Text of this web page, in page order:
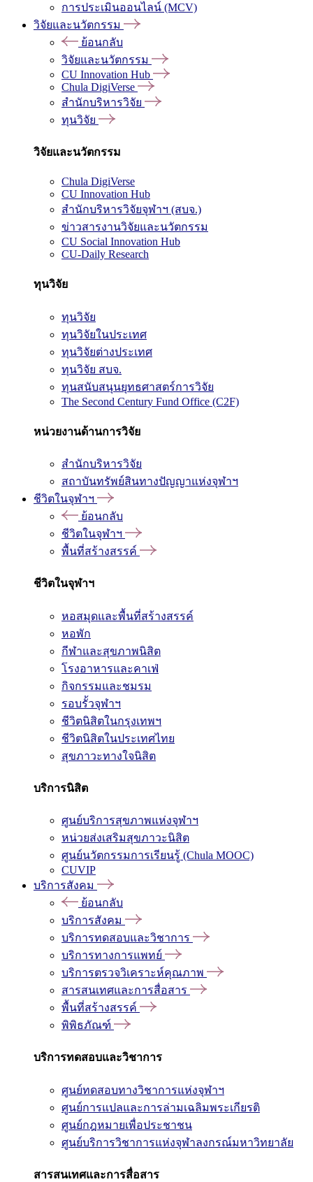
การประเมินออนไลน์ (MCV)
วิจัยและนวัตกรรม
ย้อนกลับ
วิจัยและนวัตกรรม
CU Innovation Hub
Chula DigiVerse
สำนักบริหารวิจัย
ทุนวิจัย
วิจัยและนวัตกรรม
Chula DigiVerse
CU Innovation Hub
สำนักบริหารวิจัยจุฬาฯ (สบจ.)
ข่าวสารงานวิจัยและนวัตกรรม
CU Social Innovation Hub
CU-Daily Research
ทุนวิจัย
ทุนวิจัย
ทุนวิจัยในประเทศ
ทุนวิจัยต่างประเทศ
ทุนวิจัย สบจ.
ทุนสนับสนุนยุทธศาสตร์การวิจัย
The Second Century Fund Office (C2F)
หน่วยงานด้านการวิจัย
สำนักบริหารวิจัย
สถาบันทรัพย์สินทางปัญญาแห่งจุฬาฯ
ชีวิตในจุฬาฯ
ย้อนกลับ
ชีวิตในจุฬาฯ
พื้นที่สร้างสรรค์
ชีวิตในจุฬาฯ
หอสมุดและพื้นที่สร้างสรรค์
หอพัก
กีฬาและสุขภาพนิสิต
โรงอาหารและคาเฟ่
กิจกรรมและชมรม
รอบรั้วจุฬาฯ
ชีวิตนิสิตในกรุงเทพฯ
ชีวิตนิสิตในประเทศไทย
สุขภาวะทางใจนิสิต
บริการนิสิต
ศูนย์บริการสุขภาพแห่งจุฬาฯ
หน่วยส่งเสริมสุขภาวะนิสิต
ศูนย์นวัตกรรมการเรียนรู้ (Chula MOOC)
CUVIP
บริการสังคม
ย้อนกลับ
บริการสังคม
บริการทดสอบและวิชาการ
บริการทางการแพทย์
บริการตรวจวิเคราะห์คุณภาพ
สารสนเทศและการสื่อสาร
พื้นที่สร้างสรรค์
พิพิธภัณฑ์
บริการทดสอบและวิชาการ
ศูนย์ทดสอบทางวิชาการแห่งจุฬาฯ
ศูนย์การแปลและการล่ามเฉลิมพระเกียรติ
ศูนย์กฎหมายเพื่อประชาชน
ศูนย์บริการวิชาการแห่งจุฬาลงกรณ์มหาวิทยาลัย
สารสนเทศและการสื่อสาร